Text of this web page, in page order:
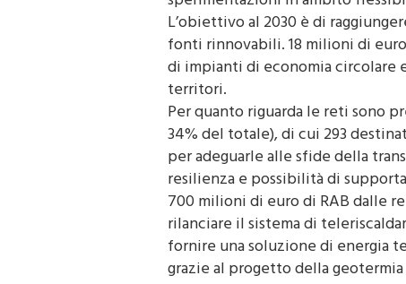
sperimentazioni in ambito
L’obiettivo al 2030 è di
fonti rinnovabili. 18 milioni di
di impianti di economia circolare
territori.
Per quanto riguarda le reti sono
34% del totale), di cui 293
per adeguarle alle sfide della
resilienza e possibilità di
700 milioni di euro di RAB dalle
rilanciare il sistema di
fornire una soluzione di energia